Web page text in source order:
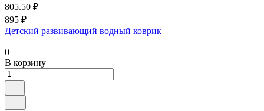
805.50 ₽
895 ₽
Детский развивающий водный коврик
0
В корзину